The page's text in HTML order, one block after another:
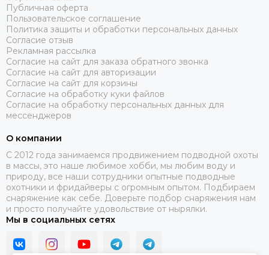
Публичная оферта
Пользовательское соглашение
Политика защиты и обработки персональных данных
Согласие отзыв
Рекламная рассылка
Согласие на сайт для заказа обратного звонка
Согласие на сайт для авторизации
Согласие на сайт для корзины
Согласие на обработку куки файлов
Согласие на обработку персональных данных для
мессенджеров
О компании
C 2012 года занимаемся продвижением подводной охоты
в массы, это наше любимое хобби, мы любим воду и
природу, все наши сотрудники опытные подводные
охотники и фридайверы с огромным опытом. Подбираем
снаряжение как себе. Доверьте подбор снаряжения нам
и просто получайте удовольствие от нырялки.
Мы в социальных сетях